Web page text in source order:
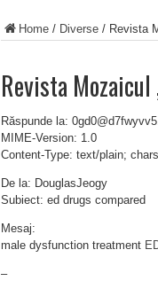
Home / Diverse / Revista
Revista
Răspunde la:
MIME-Version: 1.0
Content-Type: text/plain;
De la: DouglasJeogy
Subiect: ed drugs compared
Mesaj:
male dysfunction treatment
–